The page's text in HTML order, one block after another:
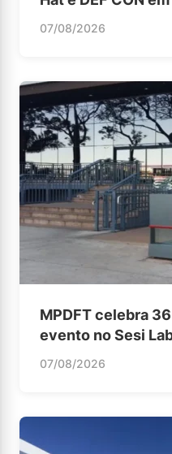
07/08/2026
MPDFT celebra
evento no Sesi
07/08/2026